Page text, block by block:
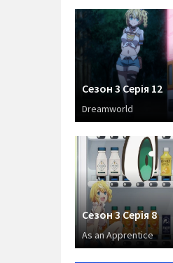
Сезон 3 Серія 12
Dreamworld
Сезон 3 Серія 8
As an Apprentice